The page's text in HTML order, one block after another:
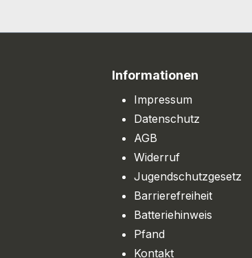
Informationen
Impressum
Datenschutz
AGB
Widerruf
Jugendschutzgesetz
Barrierefreiheit
Batteriehinweis
Pfand
Kontakt